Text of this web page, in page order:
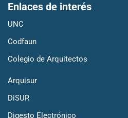
Enlaces de interés
UNC
Codfaun
Colegio de Arquitectos
Arquisur
DiSUR
Digesto Electrónico